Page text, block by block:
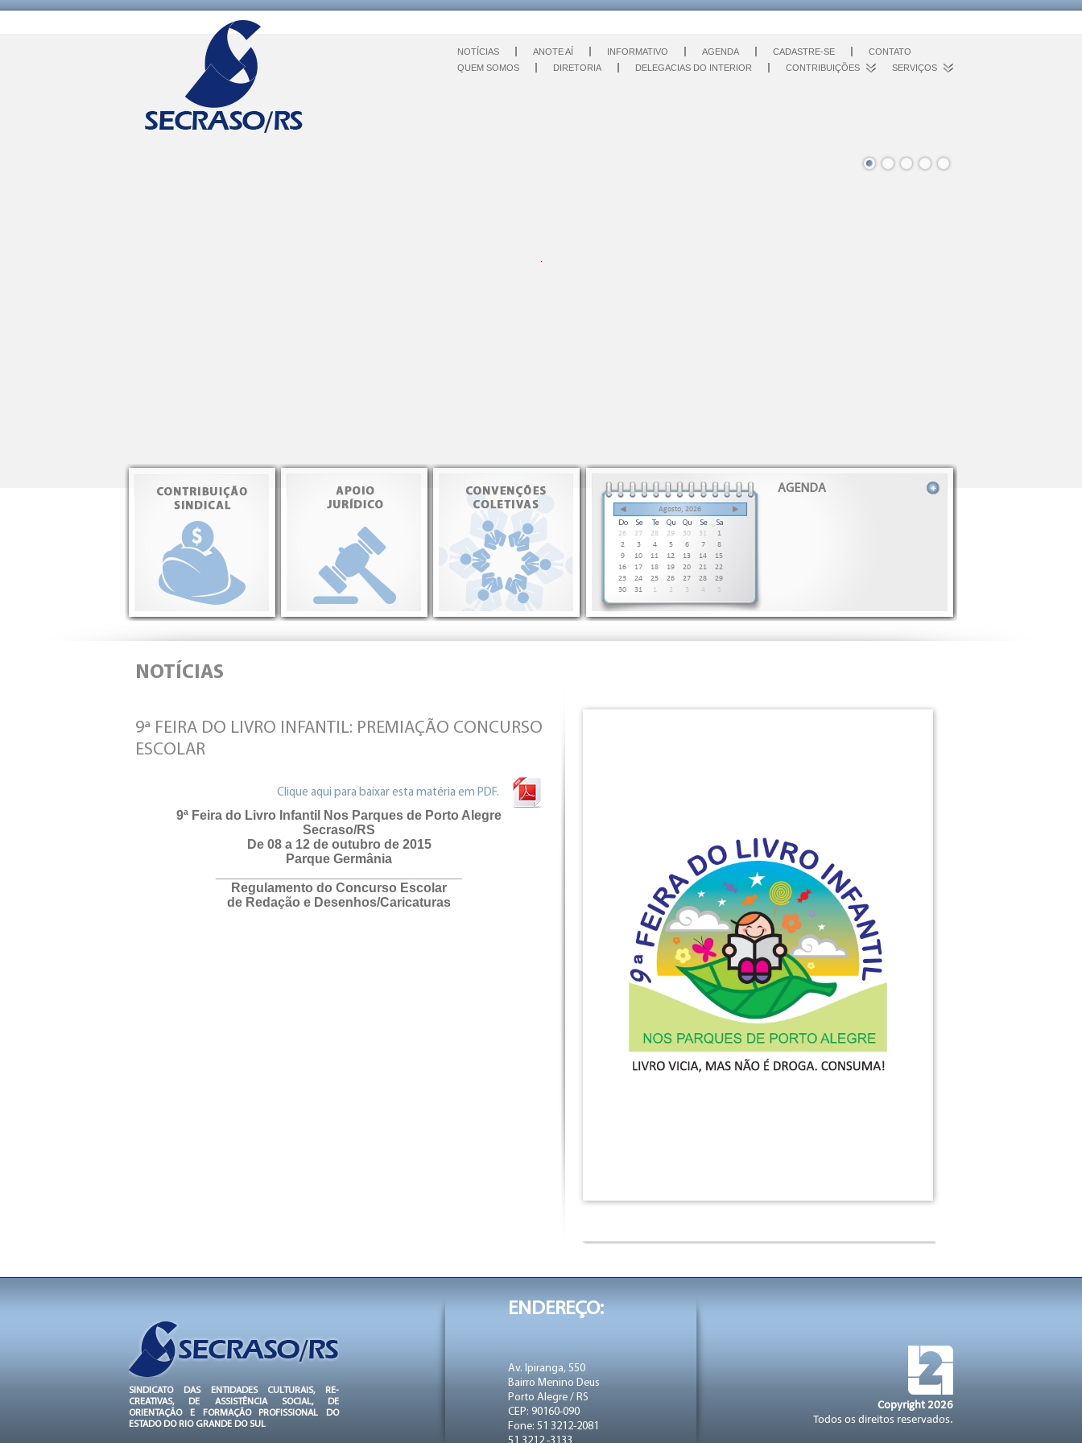
NOTÍCIAS ANOTE AÍ INFORMATIVO AGENDA CADASTRE-SE
CONTATO
QUEM SOMOS
DIRETORIA DELEGACIAS DO INTERIOR CONTRIBUIÇÕES SERVIÇOS
◀ Agosto, 2026
▶
Do
Se Te Qu Qu Se
Sa
26
27 28 29 30 31
1
2
3 4 5 6 7
8
9
10 11 12 13 14
15
16
17 18 19 20 21
22
23
24 25 26 27 28
29
30
31 1 2 3 4 5
AGENDA
NOTÍCIAS
9ª FEIRA DO LIVRO INFANTIL: PREMIAÇÃO CONCURSO
ESCOLAR
Clique aqui para baixar esta matéria em PDF.
9ª Feira do Livro Infantil Nos Parques de Porto Alegre
Secraso/RS
De 08 a 12 de outubro de 2015
Parque Germânia
Regulamento do Concurso Escolar
de Redação e Desenhos/Caricaturas
SINDICATO DAS ENTIDADES CULTURAIS, RE-
CREATIVAS, DE ASSISTÊNCIA SOCIAL, DE
ORIENTAÇÃO E FORMAÇÃO PROFISSIONAL DO
ESTADO DO RIO GRANDE DO SUL
ENDEREÇO:
Av. Ipiranga, 550
Bairro Menino Deus
Porto Alegre / RS
CEP: 90160-090
Fone: 51 3212-2081
Copyright 2026
Todos os direitos reservados.